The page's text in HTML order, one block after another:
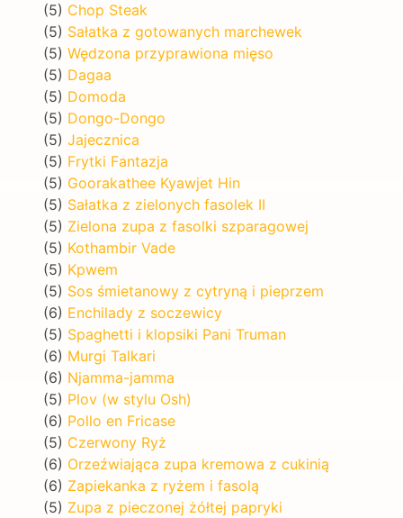
(5) Chop Steak
(5) Sałatka z gotowanych marchewek
(5) Wędzona przyprawiona mięso
(5) Dagaa
(5) Domoda
(5) Dongo-Dongo
(5) Jajecznica
(5) Frytki Fantazja
(5) Goorakathee Kyawjet Hin
(5) Sałatka z zielonych fasolek II
(5) Zielona zupa z fasolki szparagowej
(5) Kothambir Vade
(5) Kpwem
(5) Sos śmietanowy z cytryną i pieprzem
(6) Enchilady z soczewicy
(5) Spaghetti i klopsiki Pani Truman
(6) Murgi Talkari
(6) Njamma-jamma
(5) Plov (w stylu Osh)
(6) Pollo en Fricase
(5) Czerwony Ryż
(6) Orzeźwiająca zupa kremowa z cukinią
(6) Zapiekanka z ryżem i fasolą
(5) Zupa z pieczonej żółtej papryki